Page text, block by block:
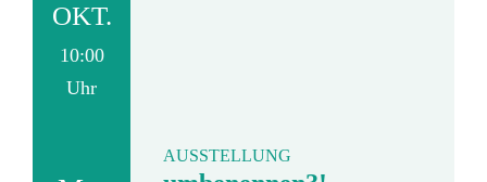
OKT.
10:00
Uhr
AUSSTELLUNG